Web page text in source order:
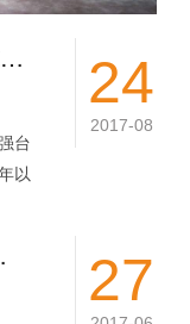
24
2017-08
台风猖狂不用怕，四大措施保塔机!
台
以
27
大优势